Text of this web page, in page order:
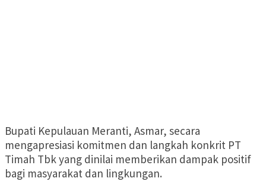
Bupati Kepulauan Meranti, Asmar, secara
mengapresiasi komitmen dan langkah konkrit PT
Timah Tbk yang dinilai memberikan dampak positif
bagi masyarakat dan lingkungan.